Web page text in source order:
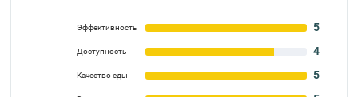
Эффективность 5
Доступность 4
Качество еды 5